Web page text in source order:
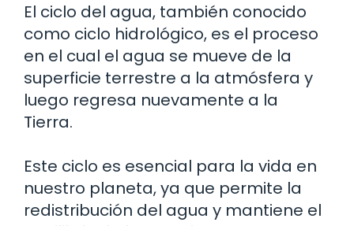
El ciclo del agua, también conocido
como ciclo hidrológico, es el proceso
en el cual el agua se mueve de la
superficie terrestre a la atmósfera y
luego regresa nuevamente a la
Tierra.
Este ciclo es esencial para la vida en
nuestro planeta, ya que permite la
redistribución del agua y mantiene el